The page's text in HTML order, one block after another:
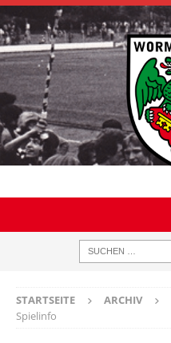
STARTSEITE ARCHIV
Spielinfo